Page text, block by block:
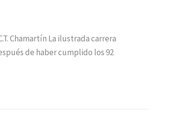
Chamartín La ilustrada carrera
de haber cumplido los 92